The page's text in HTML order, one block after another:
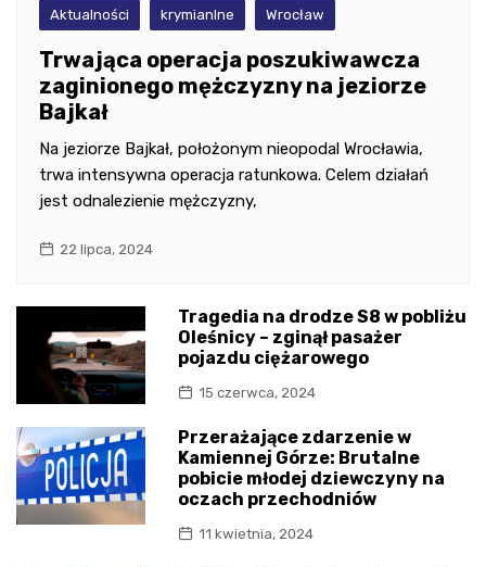
Aktualności krymianlne Wrocław
Trwająca operacja poszukiwawcza
zaginionego mężczyzny na jeziorze
Bajkał
Na jeziorze Bajkał, położonym nieopodal Wrocławia,
trwa intensywna operacja ratunkowa. Celem działań
jest odnalezienie mężczyzny,
22 lipca, 2024
Tragedia na drodze S8 w pobliżu
Oleśnicy – zginął pasażer
pojazdu ciężarowego
15 czerwca, 2024
Przerażające zdarzenie w
Kamiennej Górze: Brutalne
pobicie młodej dziewczyny na
oczach przechodniów
11 kwietnia, 2024